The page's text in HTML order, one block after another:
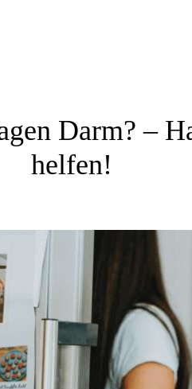
Darm? –
helfen!